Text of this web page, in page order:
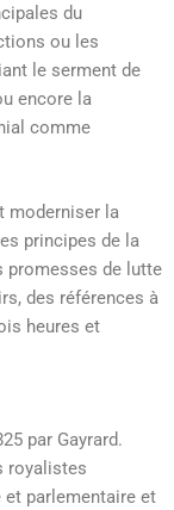
du
ou les
le serment de
encore la
comme
moderniser la
principes de la
promesses de lutte
des références à
heures et
par Gayrard.
royalistes
et parlementaire et